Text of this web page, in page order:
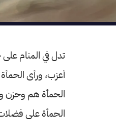
تدل في المنام
أعزب، ورأى
الحمأة هم وحزن
الحمأة على فضلات